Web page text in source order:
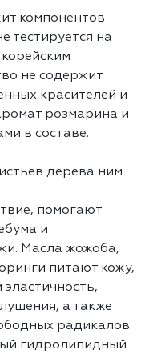
компонентов
тестируется на
не содержит
красителей и
розмарина и
в составе.
дерева ним
помогают
и
Масла жожоба,
питают кожу,
а также
радикалов.
гидролипидный